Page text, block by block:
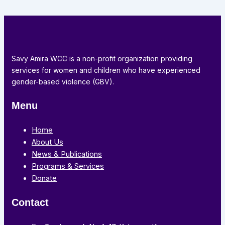
Savy Amira WCC is a non-profit organization providing
services for women and children who have experienced
gender-based violence (GBV).
Menu
Home
About Us
News & Publications
Programs & Services
Donate
Contact